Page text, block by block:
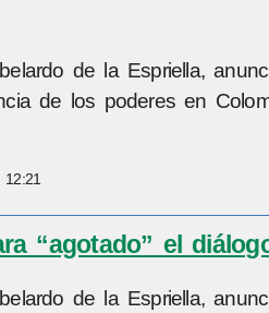
de la Espriella,
de los poderes en
“agotado” el
de la Espriella,